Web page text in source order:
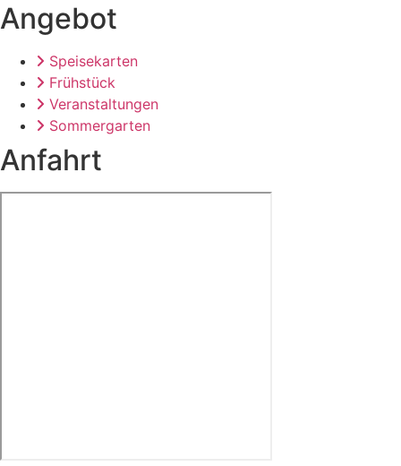
Angebot
Speisekarten
Frühstück
Veranstaltungen
Sommergarten
Anfahrt